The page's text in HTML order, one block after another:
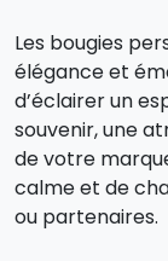
Les bougies
élégance et
d’éclairer un
souvenir, une
de votre
calme et de
ou partenaires.